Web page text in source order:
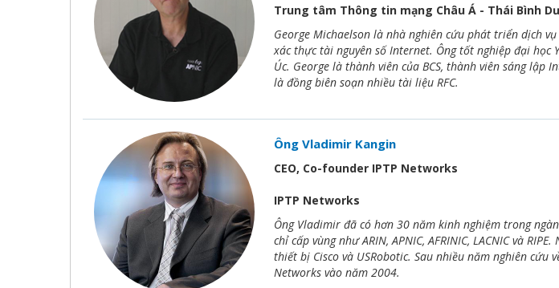
Trung tâm Thông tin mạng Châu Á - Thái Bình
George Michaelson là nhà nghiên cứu phát triển dịch
xác thực tài nguyên số Internet. Ông tốt nghiệp đại
Úc. George là thành viên của BCS, thành viên sáng lập
là đồng biên soạn nhiều tài liệu RFC.
Ông Vladimir Kangin
CEO, Co-founder IPTP Networks
IPTP Networks
Ông Vladimir đã có hơn 30 năm kinh nghiệm trong
chỉ cấp vùng như ARIN, APNIC, AFRINIC, LACNIC và
thiết bị Cisco và USRobotic. Sau nhiều năm nghiên cứu
Networks vào năm 2004.